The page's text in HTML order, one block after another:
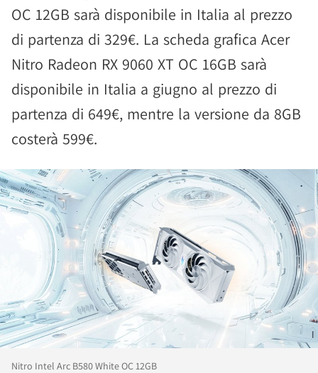
OC 12GB sarà disponibile in Italia al prezzo
di partenza di 329€. La scheda grafica Acer
Nitro Radeon RX 9060 XT OC 16GB sarà
disponibile in Italia a giugno al prezzo di
partenza di 649€, mentre la versione da 8GB
costerà 599€.
Nitro Intel Arc B580 White OC 12GB